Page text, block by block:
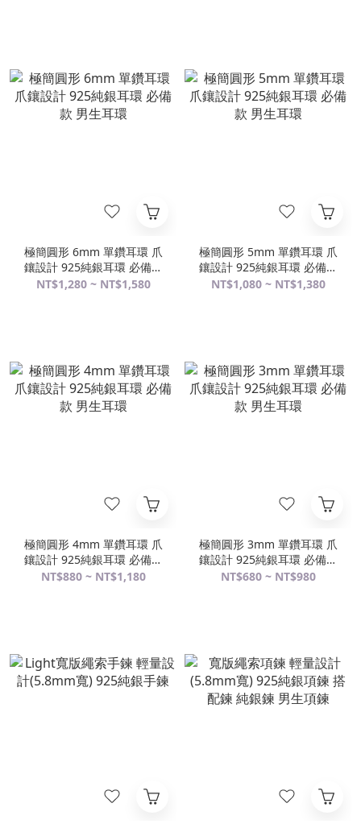
極簡圓形 6mm 單鑽耳環 爪
鑲設計 925純銀耳環 必備款
男生耳環
NT$1,280 ~ NT$1,580
極簡圓形 5mm 單鑽耳環 爪
鑲設計 925純銀耳環 必備款
男生耳環
NT$1,080 ~ NT$1,380
極簡圓形 4mm 單鑽耳環 爪
鑲設計 925純銀耳環 必備款
男生耳環
NT$880 ~ NT$1,180
極簡圓形 3mm 單鑽耳環 爪
鑲設計 925純銀耳環 必備款
男生耳環
NT$680 ~ NT$980